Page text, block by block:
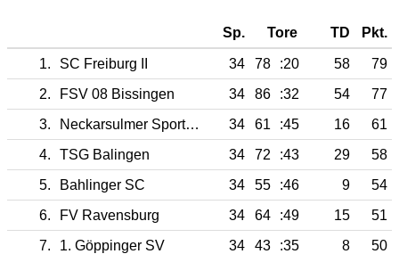
Sp. Tore TD Pkt.
1. SC Freiburg II 34 78 :20 58
79
2.
FSV 08 Bissingen 34 86 :32 54
77
3.
Neckarsulmer Sport-Union 34 61 :45 16
61
4.
TSG Balingen 34 72 :43 29
58
5.
Bahlinger SC 34 55 :46 9
54
6.
FV Ravensburg 34 64 :49 15
51
7.
1. Göppinger SV 34 43 :35 8
50